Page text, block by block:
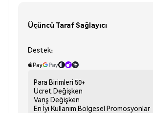
Üçüncü Taraf Sağlayıcı
Destek:
Para Birimleri 50+
Ücret Değişken
Varış Değişken
En İyi Kullanım Bölgesel Promosyonlar